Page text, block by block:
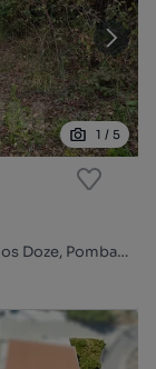
1 / 5
Santiago e S. Simão de Litém e Albergaria dos Doze, Pombal, Leiria